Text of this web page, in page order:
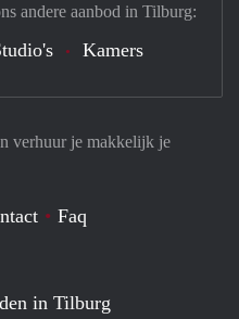
verhuur je makkelijk je
Faq
in Tilburg
andere aanbod in Tilburg:
Kamers